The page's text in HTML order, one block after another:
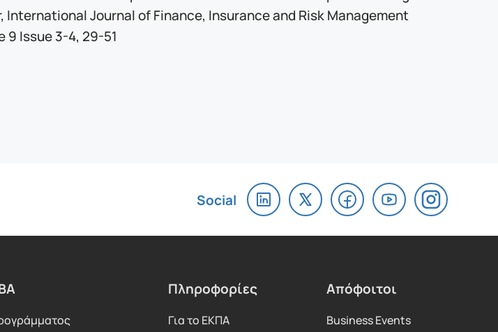
International Journal of Finance, Insurance and Risk Management
9 Issue 3-4, 29-51
Πληροφορίες
Για το ΕΚΠΑ
Απόφοιτοι
Business Events